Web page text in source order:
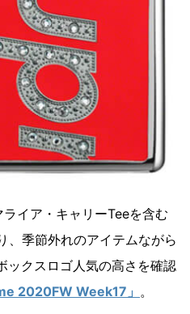
イア・キャリーTeeを含む
、季節外れのアイテムながら
ックスロゴ人気の高さを確認
2020FW Week17」 。